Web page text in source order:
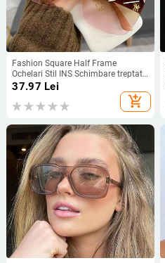
Fashion Square Half Frame
Ochelari Stil INS Schimbare treptată
Ocean Piece Ochelari de soare cu
37.97 Lei
add_shopping_cart